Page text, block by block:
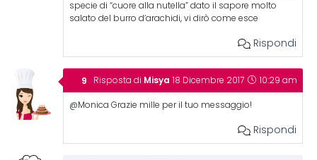
specie di “cuore alla nutella” dato il sapore molto
salato del burro d’arachidi, vi dirò come esce
Rispondi
Risposta di Misya 18 Dicembre 2017 10:29 am
@Monica Grazie mille per il tuo messaggio!
Rispondi